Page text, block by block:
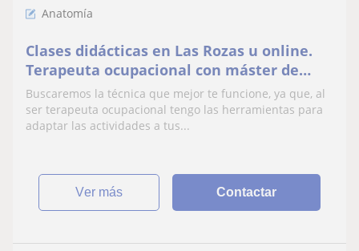
Anatomía
Clases didácticas en Las Rozas u online.
Terapeuta ocupacional con máster de
especialización en terapia de mano.
Conocimientos de investigación al ser un
máster basado en la evidencia.
Buscaremos la técnica que mejor te funcione, ya que, al
ser terapeuta ocupacional tengo las herramientas para
adaptar las actividades a tus...
ver más Contactar